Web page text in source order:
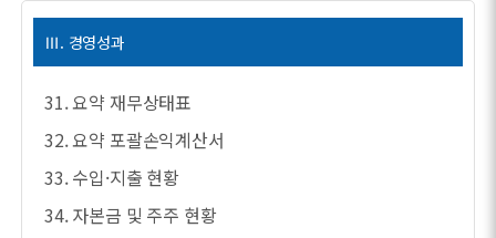
Ⅲ. 경영성과
31. 요약 재무상태표
32. 요약 포괄손익계산서
33. 수입·지출 현황
34. 자본금 및 주주 현황